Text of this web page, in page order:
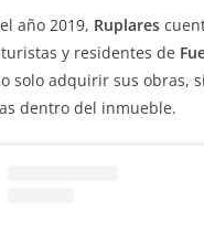
año 2019, Ruplares
y residentes de
solo adquirir sus obras,
dentro del inmueble.